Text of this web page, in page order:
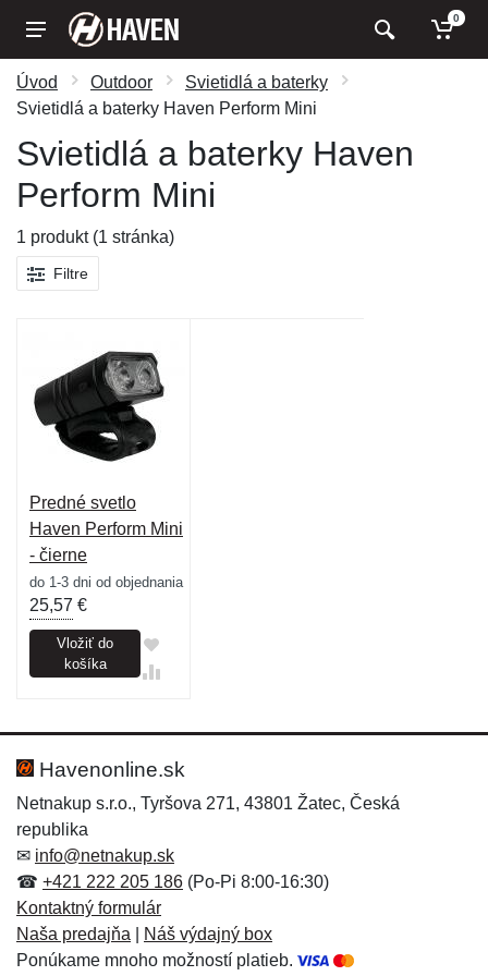
0
Úvod Outdoor
Svietidlá a baterky
Svietidlá a baterky Haven Perform Mini
Svietidlá a baterky Haven
Perform Mini
1 produkt (1 stránka)
Filtre
Predné svetlo
Haven Perform Mini
- čierne
do 1-3 dni od objednania
25,57 €
Vložiť do
košíka
Havenonline.sk
Netnakup s.r.o., Tyršova 271, 43801 Žatec, Česká
republika
✉ info@netnakup.sk
☎ +421 222 205 186 (Po-Pi 8:00-16:30)
Kontaktný formulár
Naša predajňa
Náš výdajný box
Ponúkame mnoho možností platieb.